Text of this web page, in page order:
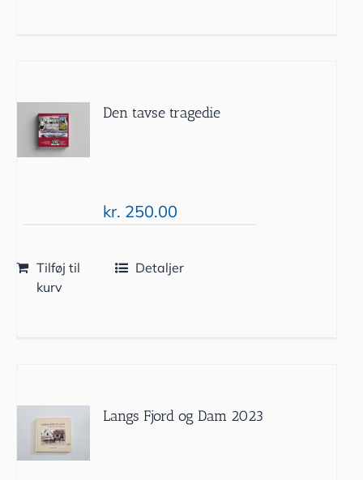
Den tavse tragedie
kr. 250.00
Tilføj til
kurv
Detaljer
Langs Fjord og Dam 2023